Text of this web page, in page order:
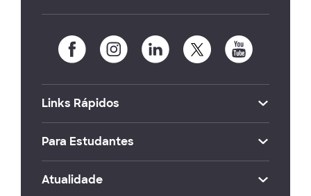
Links Rápidos
Para Estudantes
Atualidade